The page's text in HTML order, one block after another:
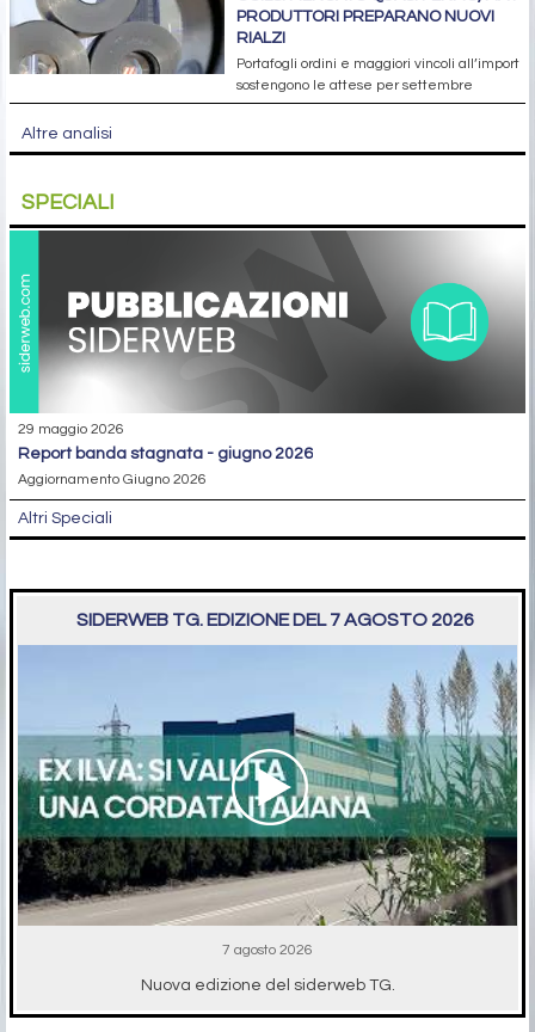
PRODUTTORI PREPARANO NUOVI
RIALZI
Portafogli ordini e maggiori vincoli all’import
sostengono le attese per settembre
Altre analisi
SPECIALI
29 maggio 2026
report banda stagnata - giugno 2026
Aggiornamento Giugno 2026
Altri Speciali
SIDERWEB TG. EDIZIONE DEL 7 AGOSTO 2026
7 agosto 2026
Nuova edizione del siderweb TG.